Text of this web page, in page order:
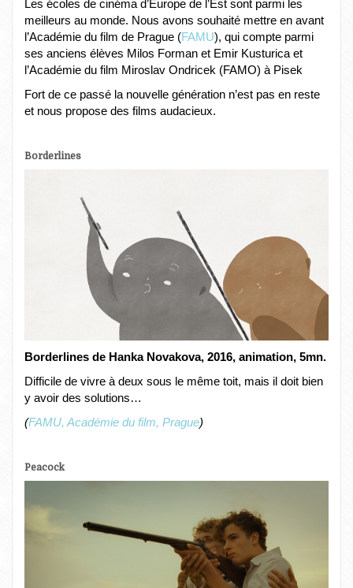
Les écoles de cinéma d’Europe de l’Est sont parmi les
meilleurs au monde. Nous avons souhaité mettre en avant
l’Académie du film de Prague (FAMU), qui compte parmi
ses anciens élèves Milos Forman et Emir Kusturica et
l’Académie du film Miroslav Ondricek (FAMO) à Pisek
Fort de ce passé la nouvelle génération n’est pas en reste
et nous propose des films audacieux.
Borderlines
Borderlines de Hanka Novakova, 2016, animation, 5mn.
Difficile de vivre à deux sous le même toit, mais il doit bien
y avoir des solutions…
(FAMU, Académie du film, Prague)
Peacock